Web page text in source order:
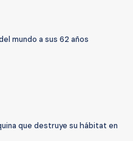
mundo a sus 62 años
que destruye su hábitat en